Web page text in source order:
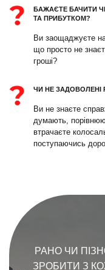
БАЖАЄТЕ БАЧИТИ
ТА ПРИБУТКОМ?
Ви заощаджуєте
що просто не
гроші?
ЧИ НЕ ЗАДОВОЛЕНІ
Ви не знаєте
думають,
втрачаєте
поступаючись
РАНО ЧИ
ЗРОБИТИ З